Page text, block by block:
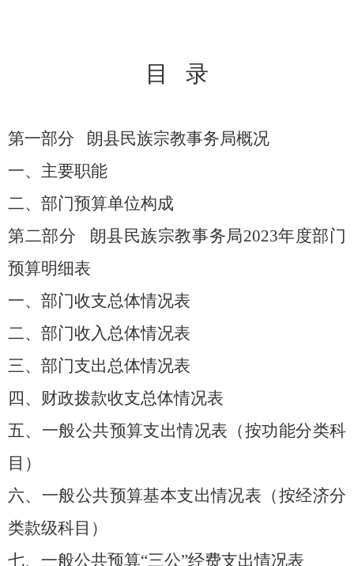
目 录
第一部分 朗县民族宗教事务局概况
一、主要职能
二、部门预算单位构成
第二部分
朗县民族宗教事务局2023年度部门
预算明细表
一、部门收支总体情况表
二、部门收入总体情况表
三、部门支出总体情况表
四、财政拨款收支总体情况表
五、一般公共预算支出情况表（按功能分类科
目）
六、一般公共预算基本支出情况表（按经济分
类款级科目）
七、一般公共预算“三公”经费支出情况表